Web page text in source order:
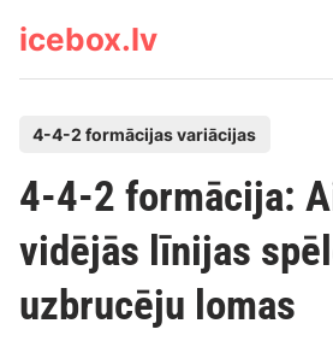
icebox.lv
s
e
d
4-4-2 formācijas variācijas
4-4-2 formācija:
vidējās līnijas
uzbrucēju lomas